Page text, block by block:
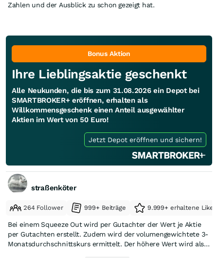
Zahlen und der Ausblick zu schon gezeigt hat.
Bonus Aktion
Ihre Lieblingsaktie geschenkt
Alle Neukunden, die bis zum 31.08.2026 ein Depot bei
SMARTBROKER+ eröffnen, erhalten als
Willkommensgeschenk einen Anteil ausgewählter
Aktien im Wert von 50 Euro!
Jetzt Depot eröffnen und sichern!
straßenköter
264 Follower 999+ Beiträge 9.999+ erhaltene Likes
Bei einem Squeeze Out wird per Gutachter der Wert je Aktie
per Gutachten erstellt. Zudem wird der volumengewichtete 3-
Monatsdurchschnittskurs ermittelt. Der höhere Wert wird als